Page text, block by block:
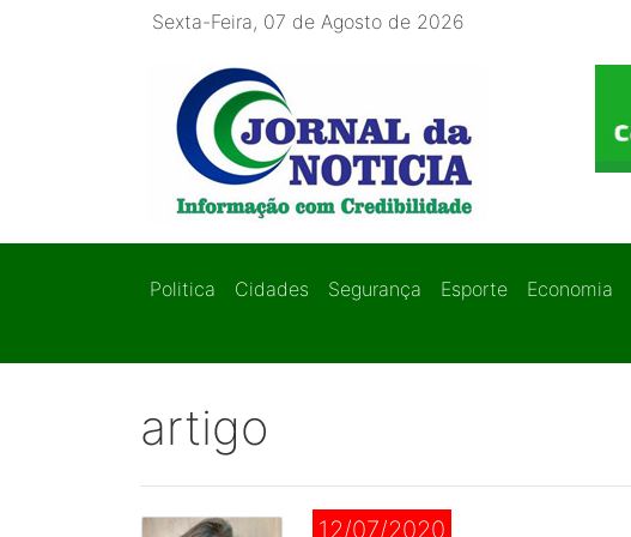
Sexta-Feira, 07 de Agosto de 2026
Politica Cidades Segurança Esporte Economia
artigo
12/07/2020